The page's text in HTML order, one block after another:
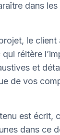
dans
le client
réitère
et
de vos
est écrit,
dans ce